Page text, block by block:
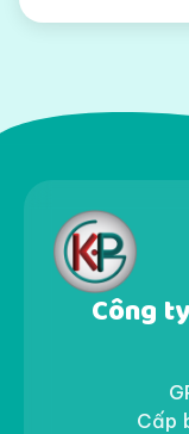
Công
Cấp